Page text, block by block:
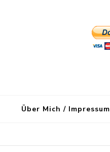
Über Mich / Impressum